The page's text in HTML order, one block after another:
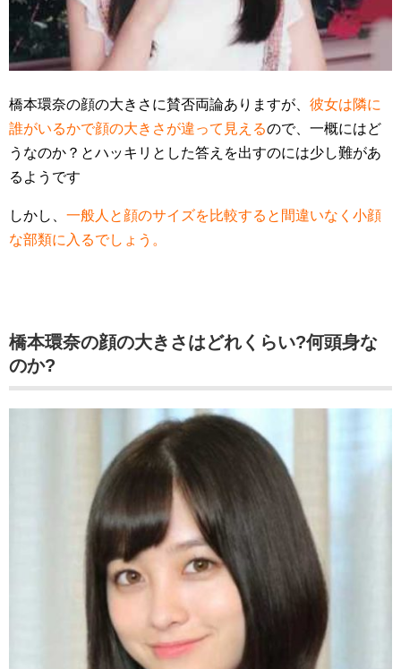
橋本環奈の顔の大きさに賛否両論ありますが、 彼女は隣に
誰がいるかで顔の大きさが違って見えるので、一概にはど
うなのか？とハッキリとした答えを出すのには少し難があ
るようです
しかし、 一般人と顔のサイズを比較すると間違いなく小顔
な部類に入るでしょう。
橋本環奈の顔の大きさはどれくらい?何頭身な
のか?